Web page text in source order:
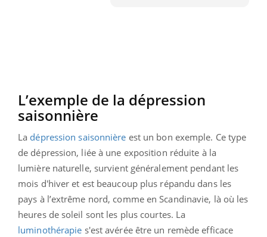
L’exemple de la dépression
saisonnière
La dépression saisonnière est un bon exemple. Ce type
de dépression, liée à une exposition réduite à la
lumière naturelle, survient généralement pendant les
mois d'hiver et est beaucoup plus répandu dans les
pays à l’extrême nord, comme en Scandinavie, là où les
heures de soleil sont les plus courtes. La
luminothérapie s'est avérée être un remède efficace